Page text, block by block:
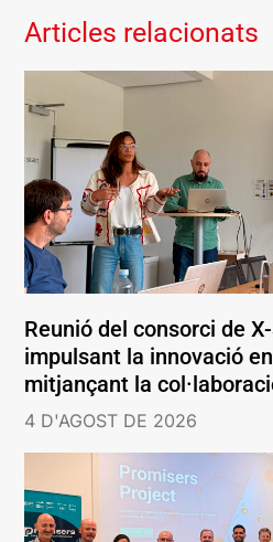
Articles relacionats
Reunió del consorci de X-
impulsant la innovació
mitjançant la
4 D'AGOST DE 2026